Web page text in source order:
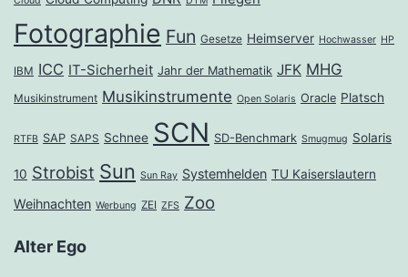
Fotographie Fun Gesetze Heimserver Hochwasser HP
IBM ICC IT-Sicherheit Jahr der Mathematik JFK MHG
Musikinstrument Musikinstrumente Open Solaris Oracle Platsch
RTFB SAP SAPS Schnee SCN SD-Benchmark Smugmug Solaris
10 Strobist Sun Sun Ray Systemhelden TU Kaiserslautern
Weihnachten Werbung ZEI ZFS Zoo
Alter Ego